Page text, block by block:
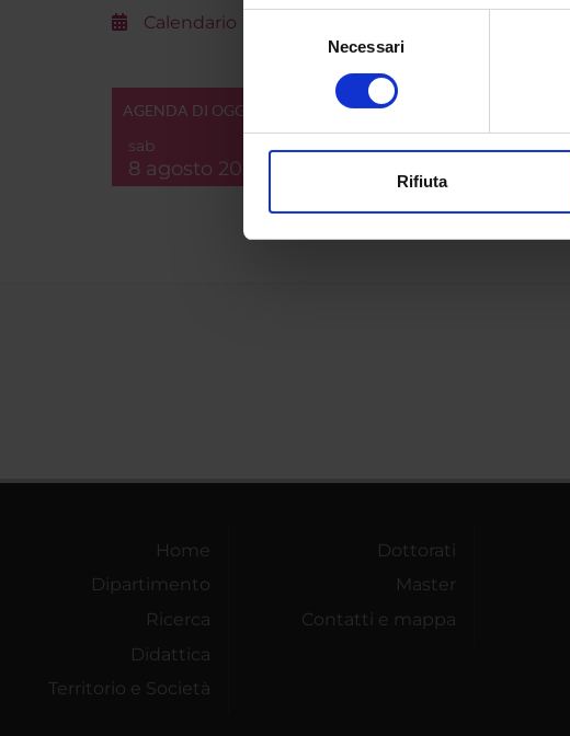
Con il tuo consenso, vorremmo anche:
raccogliere informazioni sulla
digitali).
modificare o ritirare il tuo consenso in
Necessari
Rifiuta
Calendario
AGENDA DI OGGI
sab
8 agosto 2026
Home
Dipartimento
Ricerca
Didattica
Territorio e Società
Dottorati
Master
Contatti e mappa